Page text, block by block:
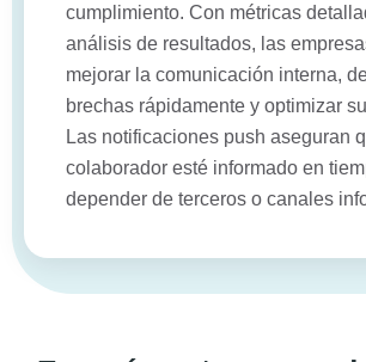
cumplimiento. Con métricas
análisis de resultados, las
mejorar la comunicación interna,
brechas rápidamente y optimizar
Las notificaciones push aseguran
colaborador esté informado en
depender de terceros o canales